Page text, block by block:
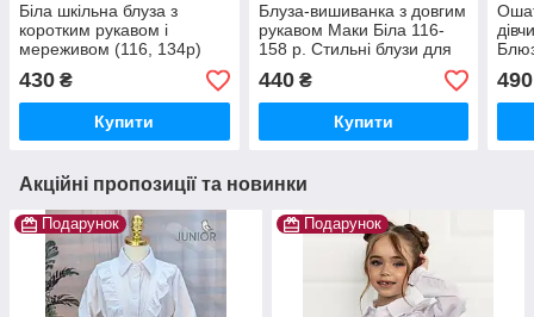
Біла шкільна блуза з
коротким рукавом і
мереживом (116, 134р)
430 ₴
Купити
Блуза-вишиванка з довгим
рукавом Маки Біла 116-
158 р. Стильні блузи для
дівчаток Ошатна блуза для
дівчаток
440₴
Купити
для
490
Акційні пропозиції та новинки
Подарунок Подарунок